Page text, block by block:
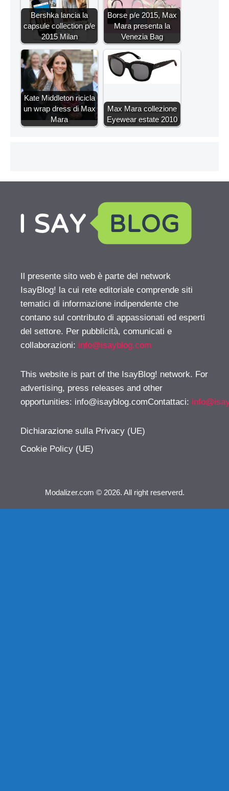
Bershka lancia la
capsule collection p/e
2015 Milan
Borse p/e 2015, Max
Mara presenta la
Venezia Bag
Kate Middleton ricicla
un wrap dress di Max
Mara
Max Mara collezione
Eyewear estate 2010
Il presente sito web è parte del network
IsayBlog! la cui rete editoriale comprende siti
tematici di informazione indipendente che
contano sul contributo di appassionati ed esperti
del settore. Per pubblicità, comunicati e
collaborazioni: info@isayblog.com
This website is part of the IsayBlog! network. For
advertising, press releases and other
opportunities: info@isayblog.comContattaci:
Dichiarazione sulla Privacy (UE)
Cookie Policy (UE)
Modalizer.com © 2026. All right reserverd.